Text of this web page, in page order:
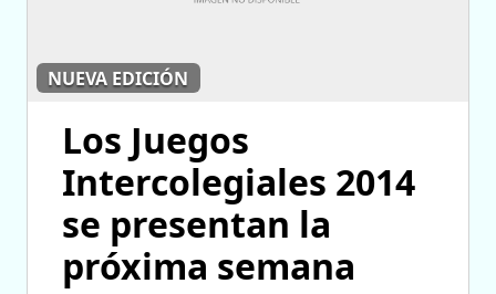
NUEVA EDICIÓN
Los Juegos
Intercolegiales 2014
se presentan la
próxima semana